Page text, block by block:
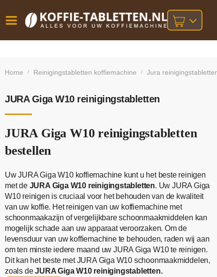
besteld,
bij orders
Home / Reinigingstabletten koffiemachine / Jura
JURA Giga W10 reinigingstabletten
JURA Giga W10 reinigingstabletten
bestellen
Uw JURA Giga W10 koffiemachine kunt u het beste reinigen
met de JURA Giga W10 reinigingstabletten. Uw JURA Giga
W10 reinigen is cruciaal voor het behouden van de kwaliteit
van uw koffie. Het reinigen van uw koffiemachine met
schoonmaakazijn of vergelijkbare schoonmaakmiddelen kan
mogelijk schade aan uw apparaat veroorzaken. Om de
levensduur van uw koffiemachine te behouden, raden wij aan
om ten minste iedere maand uw JURA Giga W10 te reinigen.
Dit kan het beste met JURA Giga W10 schoonmaakmiddelen,
zoals deJURA Giga W10 reinigingstabletten.